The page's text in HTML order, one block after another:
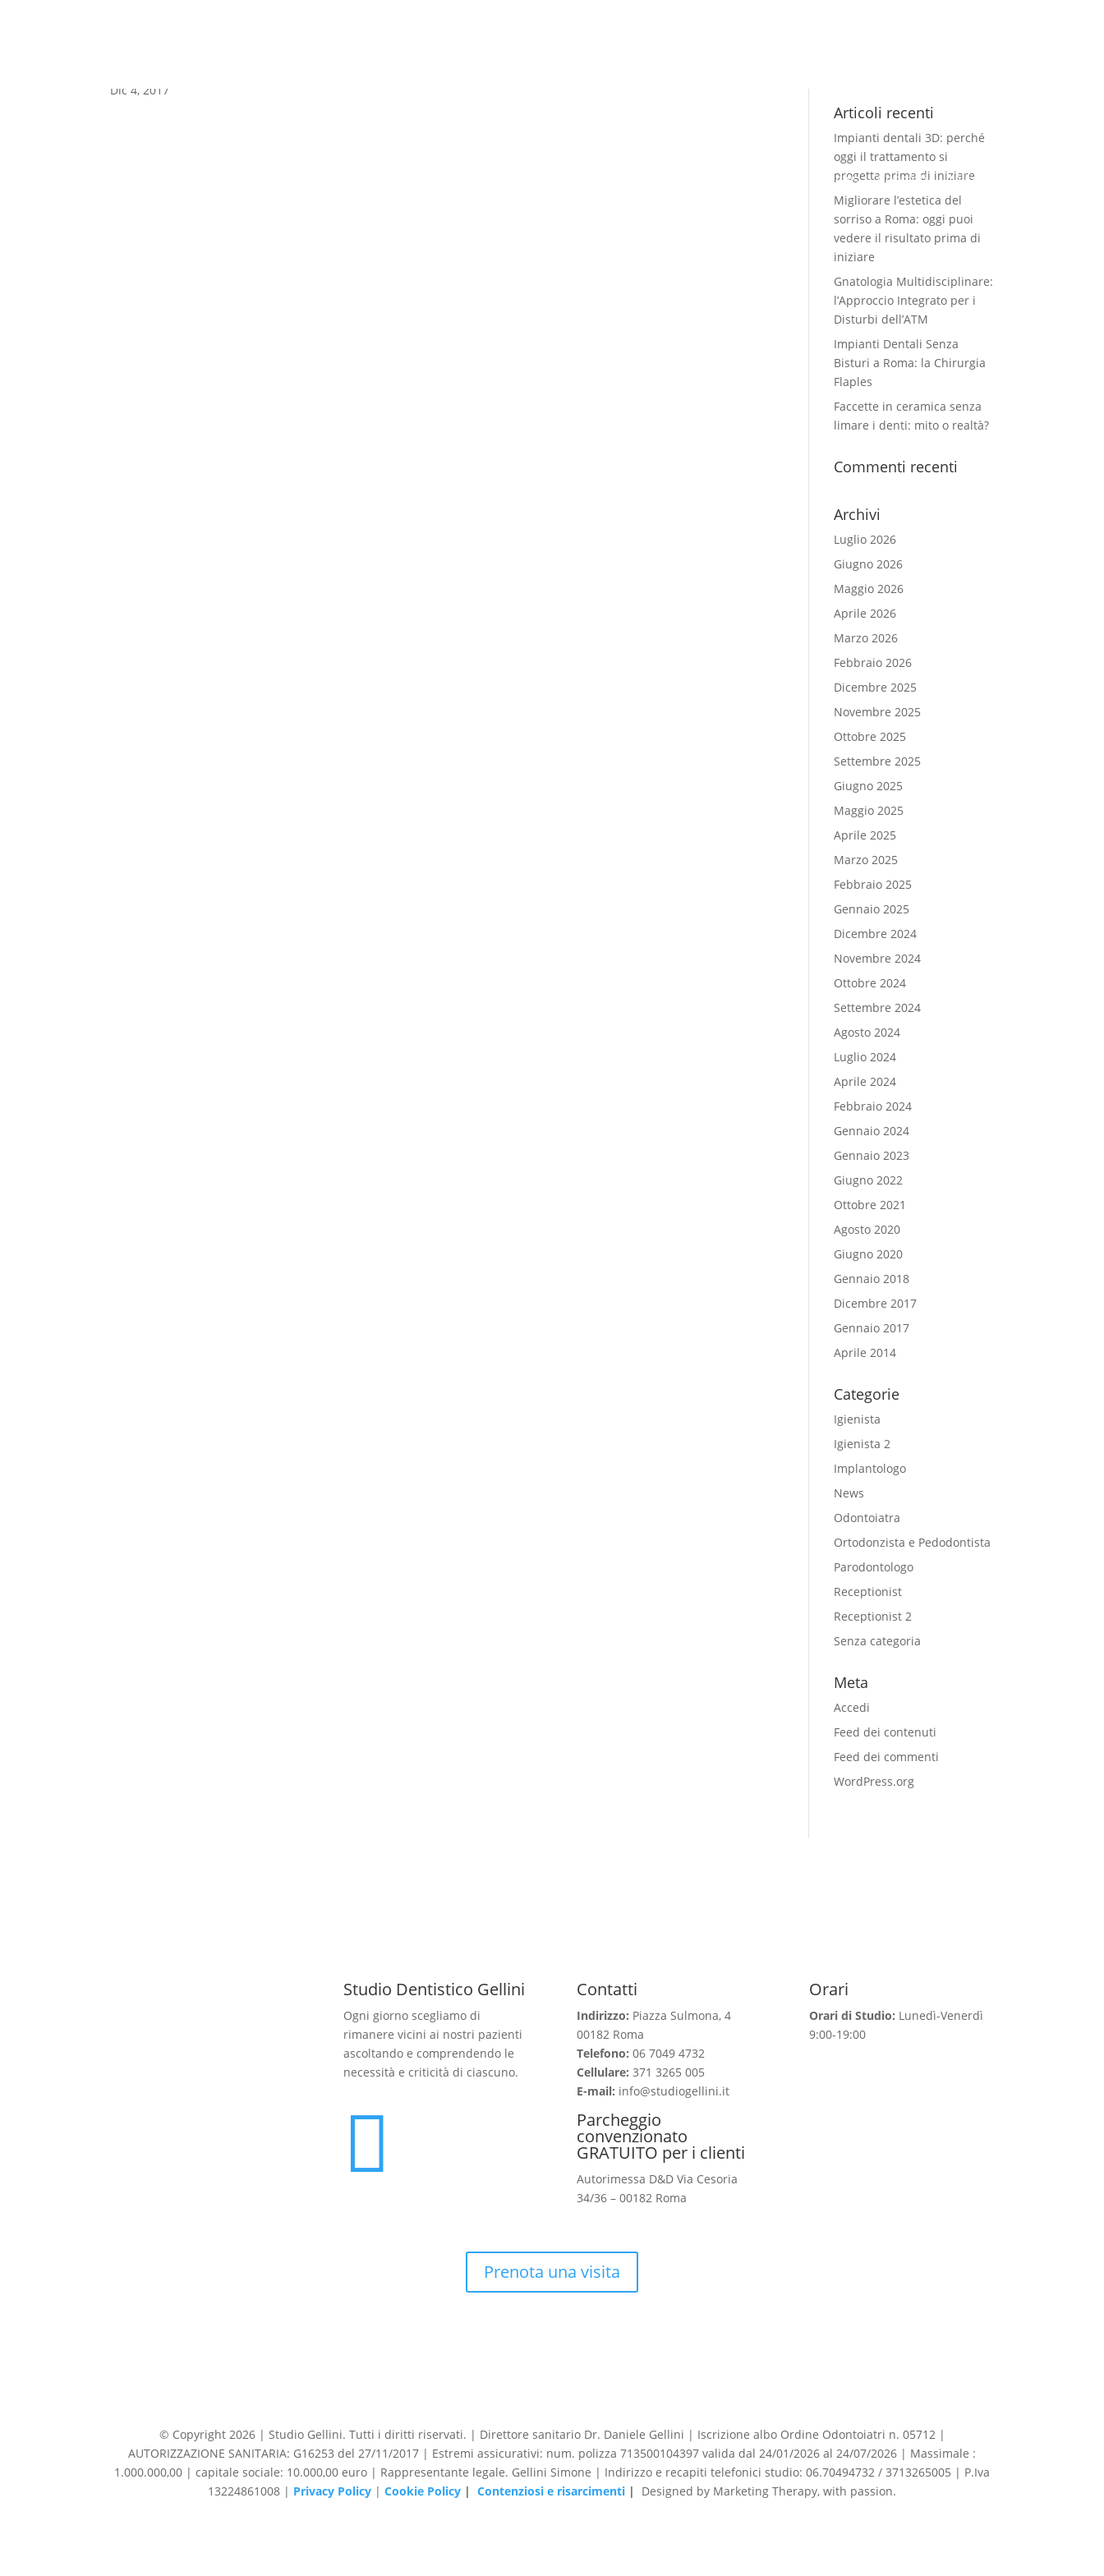
News Contatti Italiano
Dic 4, 2017
Articoli recenti
Impianti dentali 3D: perché
oggi il trattamento si
progetta prima di iniziare
Migliorare l’estetica del
sorriso a Roma: oggi puoi
vedere il risultato prima di
iniziare
Gnatologia Multidisciplinare:
l’Approccio Integrato per i
Disturbi dell’ATM
Impianti Dentali Senza
Bisturi a Roma: la Chirurgia
Flaples
Faccette in ceramica senza
limare i denti: mito o realtà?
Commenti recenti
Archivi
Luglio 2026
Giugno 2026
Maggio 2026
Aprile 2026
Marzo 2026
Febbraio 2026
Dicembre 2025
Novembre 2025
Ottobre 2025
Settembre 2025
Giugno 2025
Maggio 2025
Aprile 2025
Marzo 2025
Febbraio 2025
Gennaio 2025
Dicembre 2024
Novembre 2024
Ottobre 2024
Settembre 2024
Agosto 2024
Luglio 2024
Aprile 2024
Febbraio 2024
Gennaio 2024
Gennaio 2023
Giugno 2022
Ottobre 2021
Agosto 2020
Giugno 2020
Gennaio 2018
Dicembre 2017
Gennaio 2017
Aprile 2014
Categorie
Igienista
Igienista 2
Implantologo
News
Odontoiatra
Ortodonzista e Pedodontista
Parodontologo
Receptionist
Receptionist 2
Senza categoria
Meta
Accedi
Feed dei contenuti
Feed dei commenti
WordPress.org
Studio Dentistico Gellini
Ogni giorno scegliamo di
rimanere vicini ai nostri pazienti
ascoltando e comprendendo le
necessità e criticità di ciascuno.

Contatti
Indirizzo: Piazza Sulmona, 4
00182 Roma
Telefono: 06 7049 4732
Cellulare: 371 3265 005
E-mail: info@studiogellini.it
Parcheggio
convenzionato
GRATUITO per i clienti
Autorimessa D&D Via Cesoria
34/36 – 00182 Roma
Orari
Orari di Studio: Lunedì-Venerdì
9:00-19:00
Prenota una visita
© Copyright 2026 | Studio Gellini. Tutti i diritti riservati. | Direttore sanitario Dr. Daniele Gellini | Iscrizione albo Ordine Odontoiatri n. 05712 |
AUTORIZZAZIONE SANITARIA: G16253 del 27/11/2017 | Estremi assicurativi: num. polizza 713500104397 valida dal 24/01/2026 al 24/07/2026 | Massimale :
1.000.000,00 | capitale sociale: 10.000,00 euro | Rappresentante legale. Gellini Simone | Indirizzo e recapiti telefonici studio: 06.70494732 / 3713265005 | P.Iva
13224861008 | Privacy Policy | Cookie Policy | Contenziosi e risarcimenti | Designed by Marketing Therapy, with passion.